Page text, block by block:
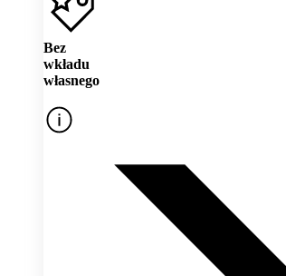
Bez
wkładu
własnego